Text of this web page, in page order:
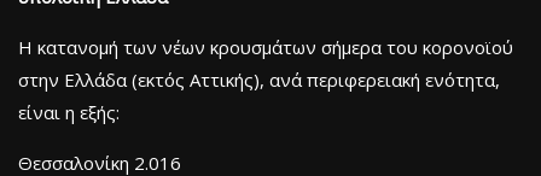
Η κατανομή των νέων κρουσμάτων σήμερα του κορονοϊού
στην Ελλάδα (εκτός Αττικής), ανά περιφερειακή ενότητα,
είναι η εξής:
Θεσσαλονίκη 2.016